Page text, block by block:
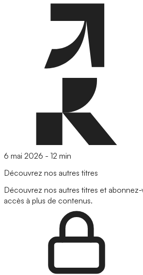
6 mai 2026 - 12 min
Découvrez nos autres titres
Découvrez nos autres titres et
accès à plus de contenus.